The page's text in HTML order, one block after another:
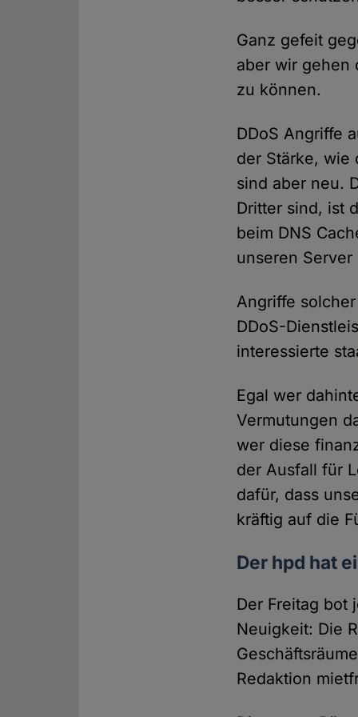
Ganz gefeit
aber wir gehen
zu können.
DDoS Angriffe
der Stärke, wie
sind aber neu.
Dritter sind, ist
beim DNS
unseren Server
Angriffe
DDoS-
interessierte
Egal wer
Vermutungen
wer diese
der Ausfall für
dafür, dass
kräftig auf die
Der hpd hat
Der Freitag bot
Neuigkeit: Die
Redaktion